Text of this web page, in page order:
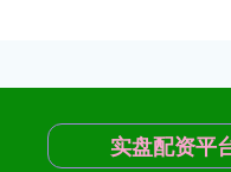
实盘配资平